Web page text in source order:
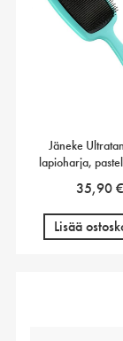
Jäneke
lapioharja,
35,90€
Lisää